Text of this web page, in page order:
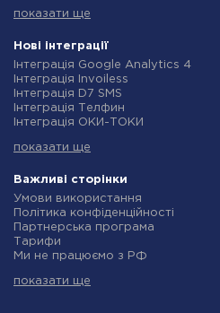
Інтеграція Gmail
Інтеграція Rozetka
Інтеграція OpenAI (ChatGPT)
Інтеграція Binotel
Інтеграція Prom
Інтеграція Приват24
Інтеграція OLX
Інтеграція SendPulse
Інтеграція Stream Telecom
Інтеграція Google Analytics
Інтеграція Creatio
Інтеграція Ringostat
Інтеграція Google Calendar
Інтеграція Airtable
показати ще
Нові інтеграції
Інтеграція Google Analytics 4
Інтеграція Invoiless
Інтеграція D7 SMS
Інтеграція Телфин
Інтеграція ОКИ-ТОКИ
Інтеграція Microsoft Dynamics 365
Інтеграція TxtSync
Інтеграція Wire2Air
Інтеграція Corezoid
Інтеграція Infobip
Інтеграція Instasent
Інтеграція AtomPark
Інтеграція Campaign Monitor
показати ще
Важливі сторінки
Умови використання
Політика конфіденційності
Партнерська програма
Тарифи
Ми не працюємо з РФ
Індивідуальна розробка
показати ще